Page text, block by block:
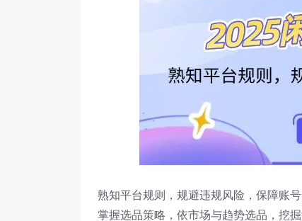
熟知平台规则，规避违规风险，保障账
掌握选品策略，依市场与趋势选品，挖